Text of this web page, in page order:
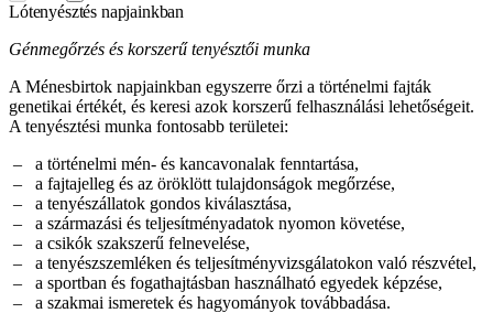
Lótenyésztés napjainkban
Génmegőrzés és korszerű tenyésztői munka
A Ménesbirtok napjainkban egyszerre őrzi a történelmi fajták
genetikai értékét, és keresi azok korszerű felhasználási lehetőségeit.
A tenyésztési munka fontosabb területei:
a történelmi mén- és kancavonalak fenntartása,
a fajtajelleg és az öröklött tulajdonságok megőrzése,
a tenyészállatok gondos kiválasztása,
a származási és teljesítményadatok nyomon követése,
a csikók szakszerű felnevelése,
a tenyészszemléken és teljesítményvizsgálatokon való részvétel,
a sportban és fogathajtásban használható egyedek képzése,
a szakmai ismeretek és hagyományok továbbadása.